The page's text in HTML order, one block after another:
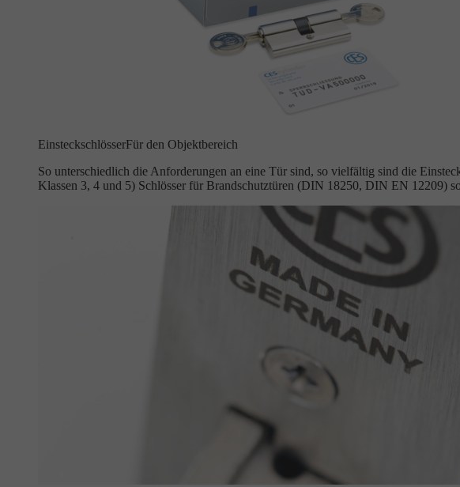
EinsteckschlösserFür den Objektbereich
So unterschiedlich die Anforderungen an eine Tür sind, so vielfältig sind die
Klassen 3, 4 und 5) Schlösser für Brandschutztüren (DIN 18250, DIN EN 12209)